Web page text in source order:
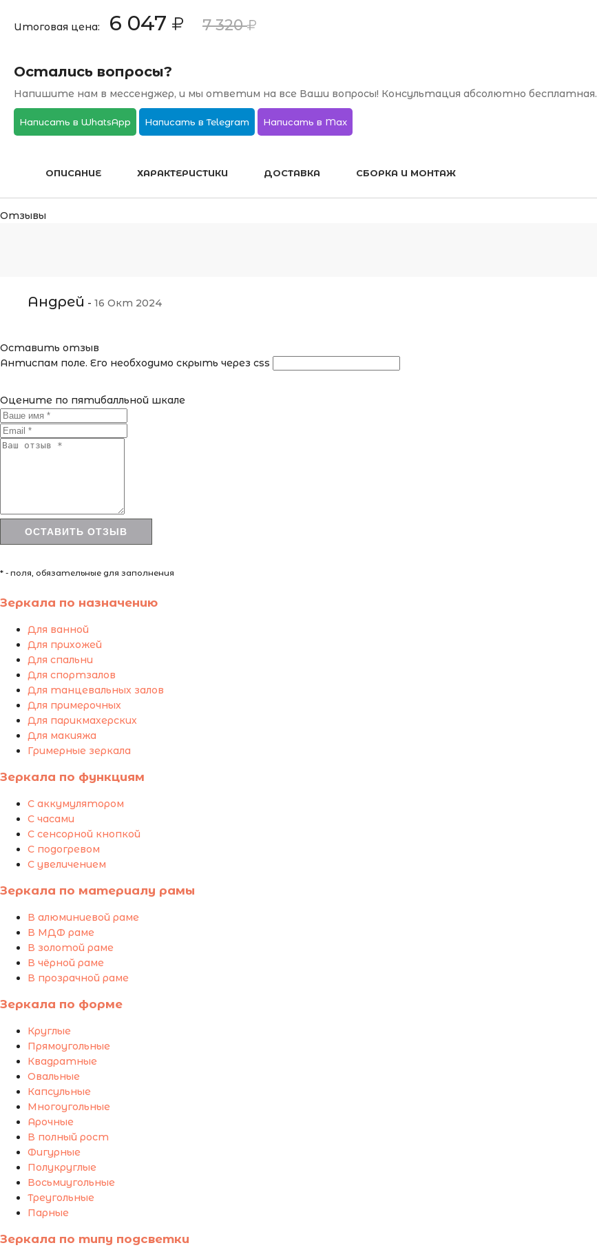
Итоговая цена: 6 047 7 320
Остались вопросы?
Напишите нам в мессенджер, и мы ответим на все Ваши вопросы! Консультация абсолютно бесплатная.
Написать в WhatsApp Написать в Telegram Написать в Max
ОПИСАНИЕ ХАРАКТЕРИСТИКИ ДОСТАВКА СБОРКА И МОНТАЖ
Отзывы
Андрей - 16 Окт 2024
Оставить отзыв
Антиспам поле. Его необходимо скрыть через css
Оцените по пятибалльной шкале
* - поля, обязательные для заполнения
Зеркала по назначению
Для ванной
Для прихожей
Для спальни
Для спортзалов
Для танцевальных залов
Для примерочных
Для парикмахерских
Для макияжа
Гримерные зеркала
Зеркала по функциям
С аккумулятором
С часами
С сенсорной кнопкой
С подогревом
С увеличением
Зеркала по материалу рамы
В алюминиевой раме
В МДФ раме
В золотой раме
В чёрной раме
В прозрачной раме
Зеркала по форме
Круглые
Прямоугольные
Квадратные
Овальные
Капсульные
Многоугольные
Арочные
В полный рост
Фигурные
Полукруглые
Восьмиугольные
Треугольные
Парные
Зеркала по типу подсветки